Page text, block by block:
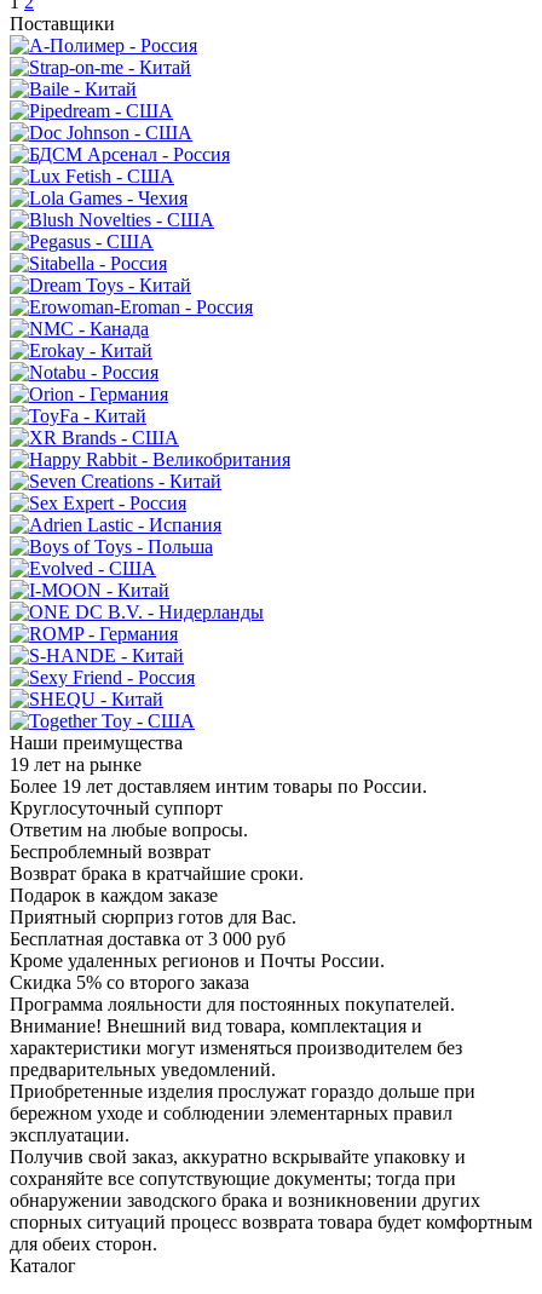
Поставщики
Наши преимущества
19 лет на рынке
Более 19 лет доставляем интим товары по России.
Круглосуточный суппорт
Ответим на любые вопросы.
Беспроблемный возврат
Возврат брака в кратчайшие сроки.
Подарок в каждом заказе
Приятный сюрприз готов для Вас.
Бесплатная доставка от 3 000 руб
Кроме удаленных регионов и Почты России.
Скидка 5% со второго заказа
Программа лояльности для постоянных покупателей.
Внимание! Внешний вид товара, комплектация и
характеристики могут изменяться производителем без
предварительных уведомлений.
Приобретенные изделия прослужат гораздо дольше при
бережном уходе и соблюдении элементарных правил
эксплуатации.
Получив свой заказ, аккуратно вскрывайте упаковку и
сохраняйте все сопутствующие документы; тогда при
обнаружении заводского брака и возникновении других
спорных ситуаций процесс возврата товара будет комфортным
для обеих сторон.
Каталог